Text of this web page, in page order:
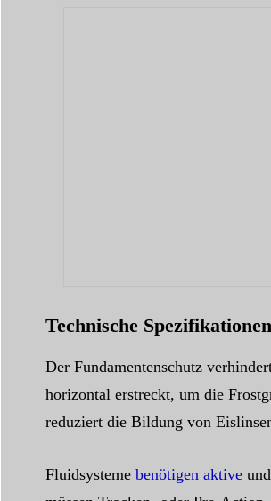
Technische
Der Fundamentenschutz
horizontal erstreckt, um die
reduziert die Bildung von
Fluidsysteme benötigen aktiveund